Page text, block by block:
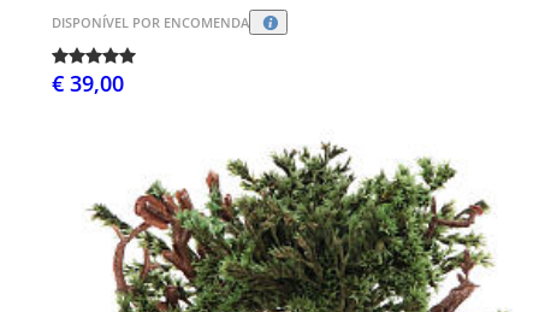
DISPONÍVEL POR ENCOMENDA
€ 39,00